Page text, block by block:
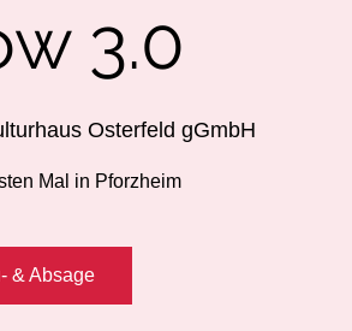
3.0
Osterfeld gGmbH
Mal in Pforzheim
& Absage